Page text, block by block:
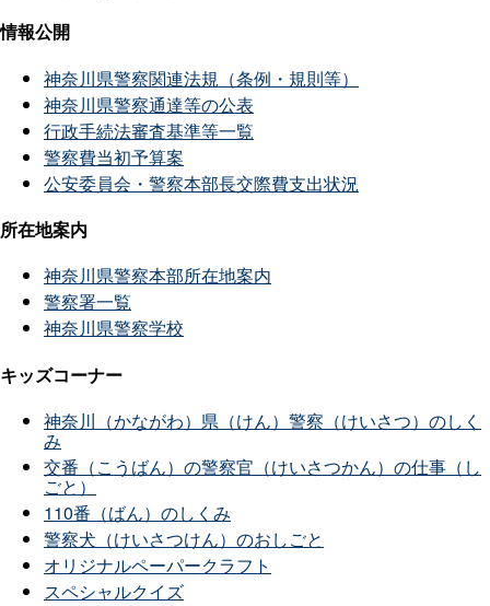
情報公開
神奈川県警察関連法規（条例・規則等）
神奈川県警察通達等の公表
行政手続法審査基準等一覧
警察費当初予算案
公安委員会・警察本部長交際費支出状況
所在地案内
神奈川県警察本部所在地案内
警察署一覧
神奈川県警察学校
キッズコーナー
神奈川（かながわ）県（けん）警察（けいさつ）のしく
み
交番（こうばん）の警察官（けいさつかん）の仕事（し
ごと）
110番（ばん）のしくみ
警察犬（けいさつけん）のおしごと
オリジナルペーパークラフト
スペシャルクイズ